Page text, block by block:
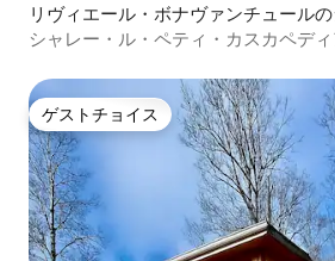
リヴィエール・ボナヴァンチュール
ー
シャレー・ル・ペティ・カスカペデ
ゲストチョイス
ゲストチョイス